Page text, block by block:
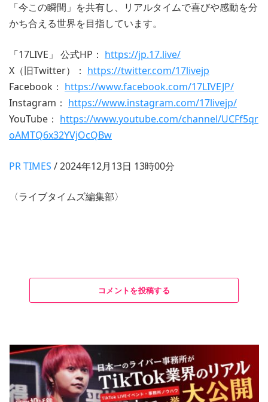
「今この瞬間」を共有し、リアルタイムで喜びや感動を分
かち合える世界を目指しています。
「17LIVE」 公式HP： https://jp.17.live/
X（旧Twitter）： https://twitter.com/17livejp
Facebook： https://www.facebook.com/17LIVEJP/
Instagram： https://www.instagram.com/17livejp/
YouTube： https://www.youtube.com/channel/UCFf5qr
oAMTQ6x32YVjOcQBw
PR TIMES / 2024年12月13日 13時00分
〈ライブタイムズ編集部〉
コメントを投稿する